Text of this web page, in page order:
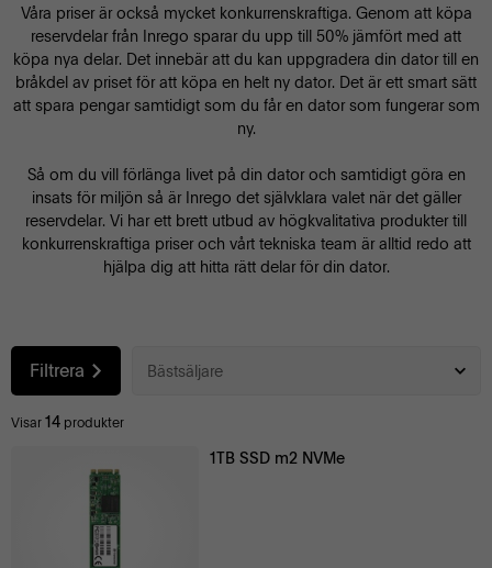
Våra priser är också mycket konkurrenskraftiga. Genom att köpa
reservdelar från Inrego sparar du upp till 50% jämfört med att
köpa nya delar. Det innebär att du kan uppgradera din dator till en
bråkdel av priset för att köpa en helt ny dator. Det är ett smart sätt
att spara pengar samtidigt som du får en dator som fungerar som
ny.
Så om du vill förlänga livet på din dator och samtidigt göra en
insats för miljön så är Inrego det självklara valet när det gäller
reservdelar. Vi har ett brett utbud av högkvalitativa produkter till
konkurrenskraftiga priser och vårt tekniska team är alltid redo att
hjälpa dig att hitta rätt delar för din dator.
Filtrera Bästsäljare
Visar14 produkter
1TB SSD m2 NVMe